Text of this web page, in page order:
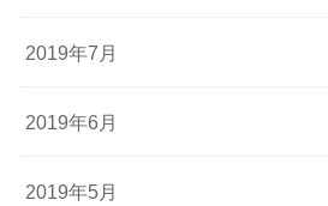
2019年7月
2019年6月
2019年5月